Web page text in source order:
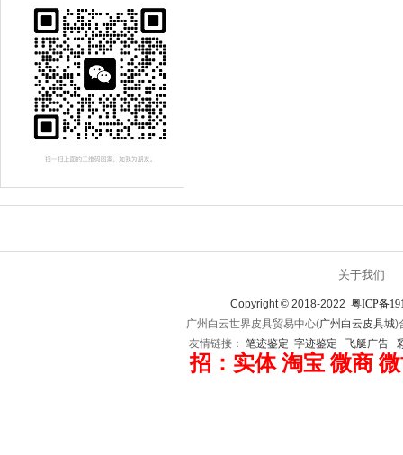
关于我们
Copyright © 2018-2022 粤ICP备
广州白云世界皮具贸易中心(广州白云皮具城)
友情链接： 笔迹鉴定 字迹鉴定 飞艇广告
招：实体 淘宝 微商